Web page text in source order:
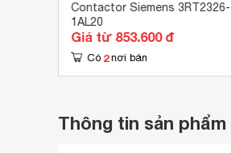
Contactor Siemens 3RT2326-
1AL20
Giá từ 853.600 đ
Có 2 nơi bán
Thông tin sản phẩm